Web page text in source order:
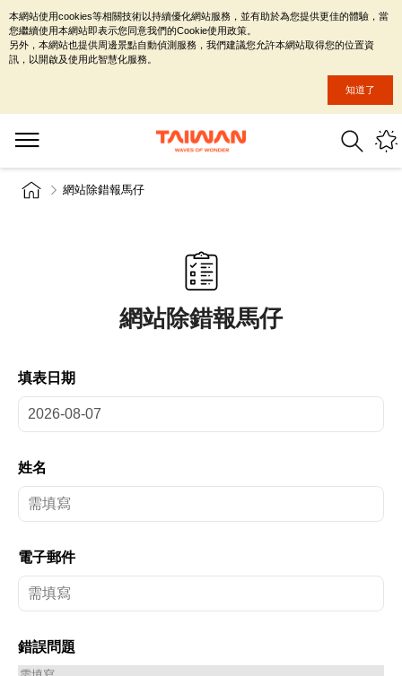
網站除錯報馬仔
網站除錯報馬仔
填表日期
姓名
電子郵件
錯誤問題
本網站使用cookies等相關技術以持續優化網站服務，並有助於為您提供更佳的體驗，當
您繼續使用本網站即表示您同意我們的Cookie使用政策。
另外，本網站也提供周邊景點自動偵測服務，我們建議您允許本網站取得您的位置資
訊，以開啟及使用此智慧化服務。
知道了